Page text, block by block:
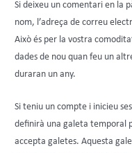
Si deixeu un comentari en la
nom, l’adreça de correu
Això és per la vostra
dades de nou quan feu un
duraran un any.
Si teniu un compte i inicieu
definirà una galeta temporal
accepta galetes. Aquesta